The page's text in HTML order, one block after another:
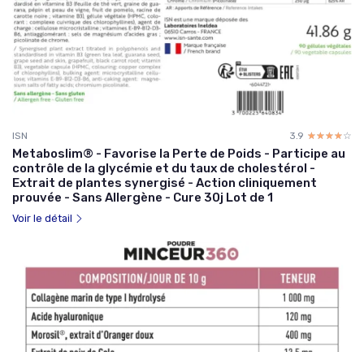
ISN 3.9 ☆☆☆☆☆
★★★★★
Metaboslim® - Favorise la Perte de Poids - Participe au
contrôle de la glycémie et du taux de cholestérol -
Extrait de plantes synergisé - Action cliniquement
prouvée - Sans Allergène - Cure 30j Lot de 1
Voir le détail